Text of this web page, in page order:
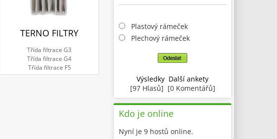
TERNO FILTRY
Třída filtrace G3
Třída filtrace G4
Třída filtrace F5
Plastový rámeček
Plechový rámeček
Výsledky Další ankety
[97 Hlasů] [0 Komentářů]
Kdo je online
Nyní je 9 hostů online.